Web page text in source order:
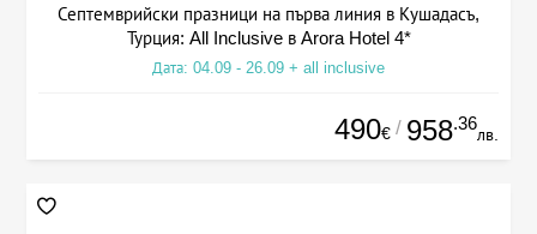
Септемврийски празници на първа линия в Кушадасъ,
Турция: All Inclusive в Arora Hotel 4*
Дата: 04.09 - 26.09 + all inclusive
490€ / 958.36
лв.